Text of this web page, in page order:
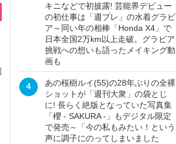
キニなどで初披露! 芸能界デビュー
の初仕事は「週プレ」の水着グラビ
ア～同い年の相棒「Honda X4」で
日本全国2万km以上走破。グラビア
挑戦への想いも語ったメイキング動
画も
4
あの桜樹ルイ(55)の28年ぶりの全裸
ショットが「週刊大衆」の袋とじ
に! 長らく絶版となっていた写真集
「櫻 - SAKURA -」もデジタル限定
で発売～「今の私もみたい！という
声に調子にのってしまいました